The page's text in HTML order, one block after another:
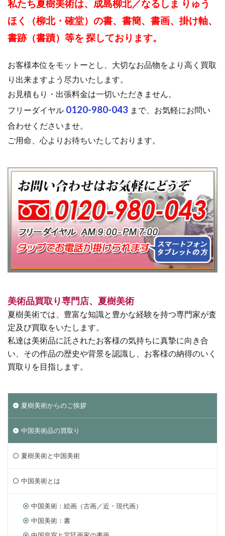
私たち夏樹美術は、成島柳北／なるしま りゅう
ほく（柳北・確堂）の書、書簡、書画、掛け軸、
書跡（書蹟）等を 探しております。
お客様本位をモットーとし、大切なお品物をより高く買取
り出来ますよう尽力いたします。
お見積もり・出張料金は一切いただきません。
フリーダイヤル 0120-980-043 まで、お気軽にお問い
合わせくださいませ。
ご用命、心よりお待ちいたしております。
美術品買取り専門店、夏樹美術
夏樹美術では、豊富な知識と豊かな経験を持つ専門家が査
定及び買取をいたします。
私達は美術品に託されたお客様の気持ちに真摯に向き合
い、その作品の歴史や背景を認識し、お客様の納得のいく
買取りを目指します。
夏樹美術からのご挨拶
中国美術品の買取り
夏樹美術と中国美術
中国美術とは
中国美術：絵画（古画／近・現代画）
中国美術：書